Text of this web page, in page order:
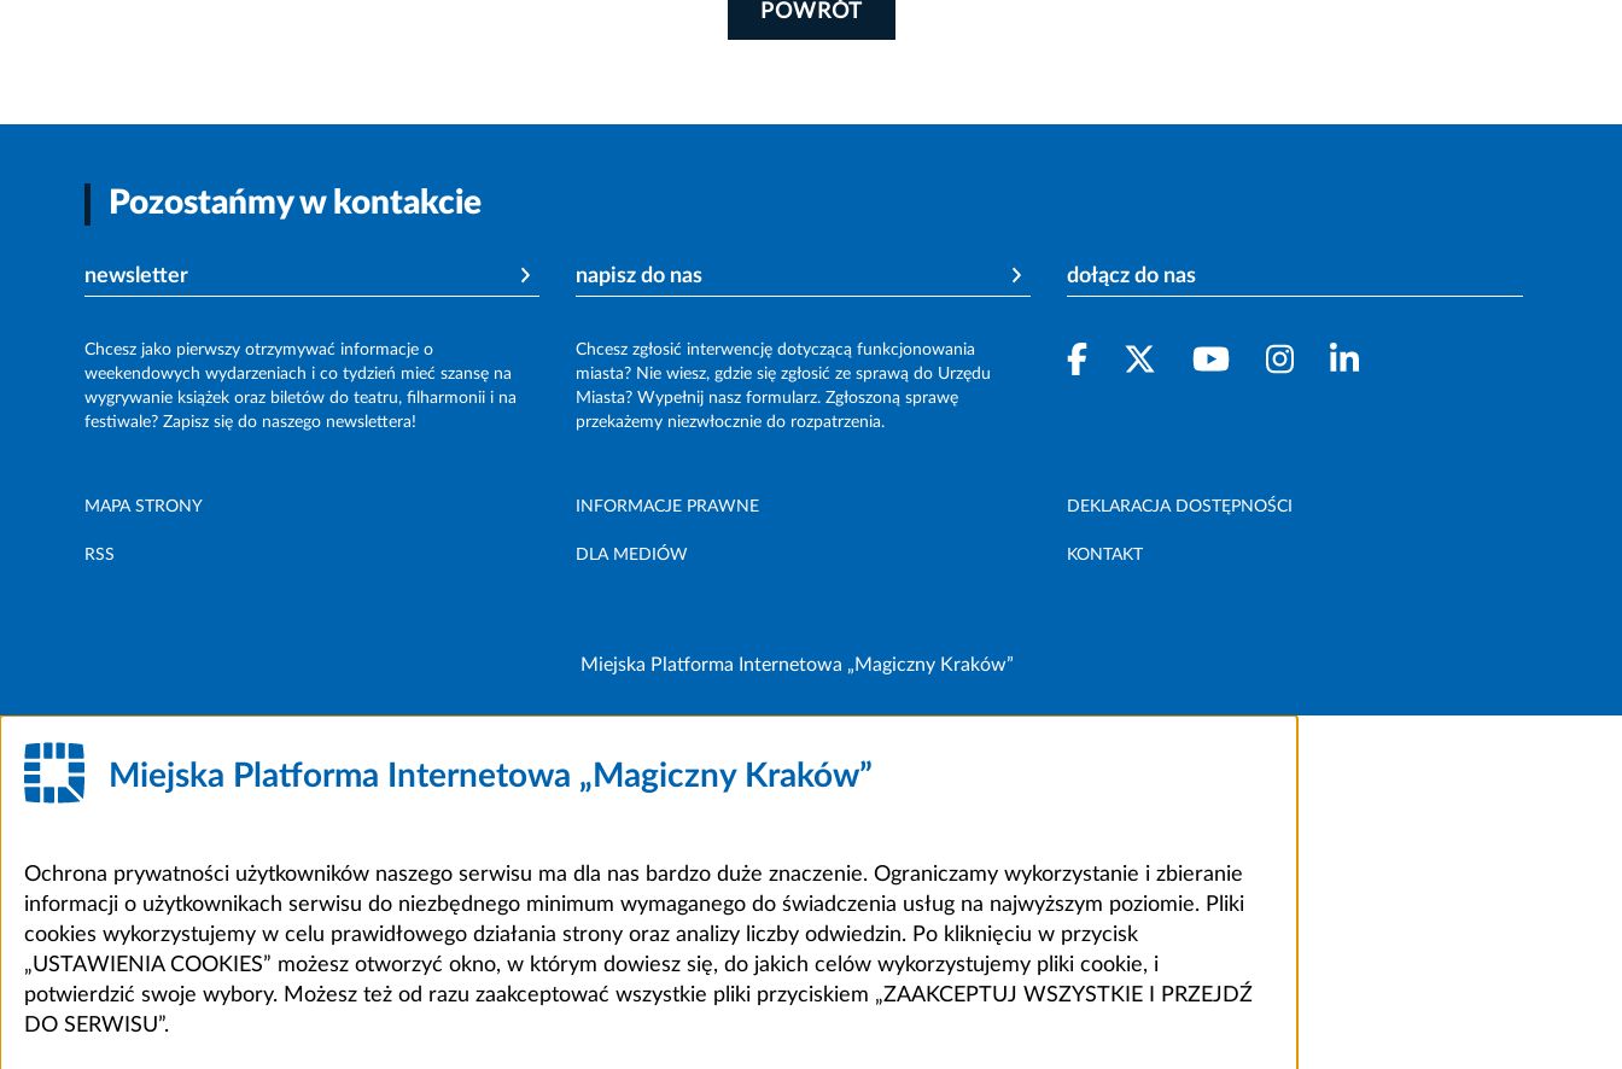
POWRÓT
Pozostańmy w kontakcie
newsletter
Chcesz jako pierwszy otrzymywać informacje o
weekendowych wydarzeniach i co tydzień mieć szansę na
wygrywanie książek oraz biletów do teatru, filharmonii i na
festiwale? Zapisz się do naszego newslettera!
napisz do nas
Chcesz zgłosić interwencję dotyczącą funkcjonowania
miasta? Nie wiesz, gdzie się zgłosić ze sprawą do Urzędu
Miasta? Wypełnij nasz formularz. Zgłoszoną sprawę
przekażemy niezwłocznie do rozpatrzenia.
dołącz do nas
MAPA STRONY INFORMACJE PRAWNE DEKLARACJA DOSTĘPNOŚCI
RSS DLA MEDIÓW KONTAKT
Miejska Platforma Internetowa „Magiczny Kraków”
Miejska Platforma Internetowa „Magiczny Kraków”
Ochrona prywatności użytkowników naszego serwisu ma dla nas bardzo duże znaczenie. Ograniczamy wykorzystanie i zbieranie
informacji o użytkownikach serwisu do niezbędnego minimum wymaganego do świadczenia usług na najwyższym poziomie. Pliki
cookies wykorzystujemy w celu prawidłowego działania strony oraz analizy liczby odwiedzin. Po kliknięciu w przycisk
„USTAWIENIA COOKIES” możesz otworzyć okno, w którym dowiesz się, do jakich celów wykorzystujemy pliki cookie, i
potwierdzić swoje wybory. Możesz też od razu zaakceptować wszystkie pliki przyciskiem „ZAAKCEPTUJ WSZYSTKIE I PRZEJDŹ
DO SERWISU”.